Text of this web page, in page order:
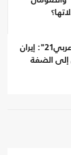
باحث سوري لـ"عربي21": إيران
الضفة